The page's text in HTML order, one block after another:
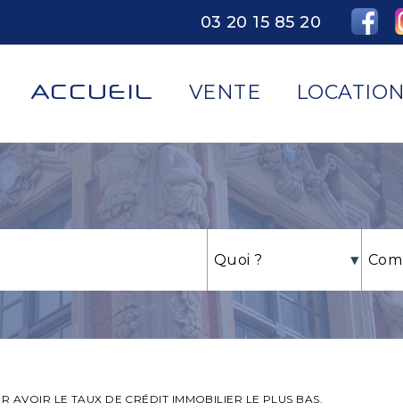
03 20 15 85 20
ACCUEIL VENTE LOCATION
AVOIR LE TAUX DE CRÉDIT IMMOBILIER LE PLUS BAS.